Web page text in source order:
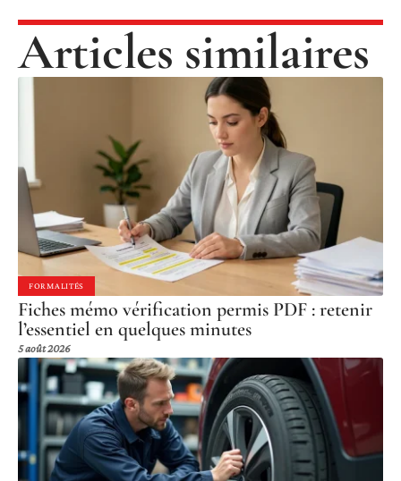
Articles similaires
FORMALITÉS
Fiches mémo vérification permis PDF : retenir
l’essentiel en quelques minutes
5 août 2026